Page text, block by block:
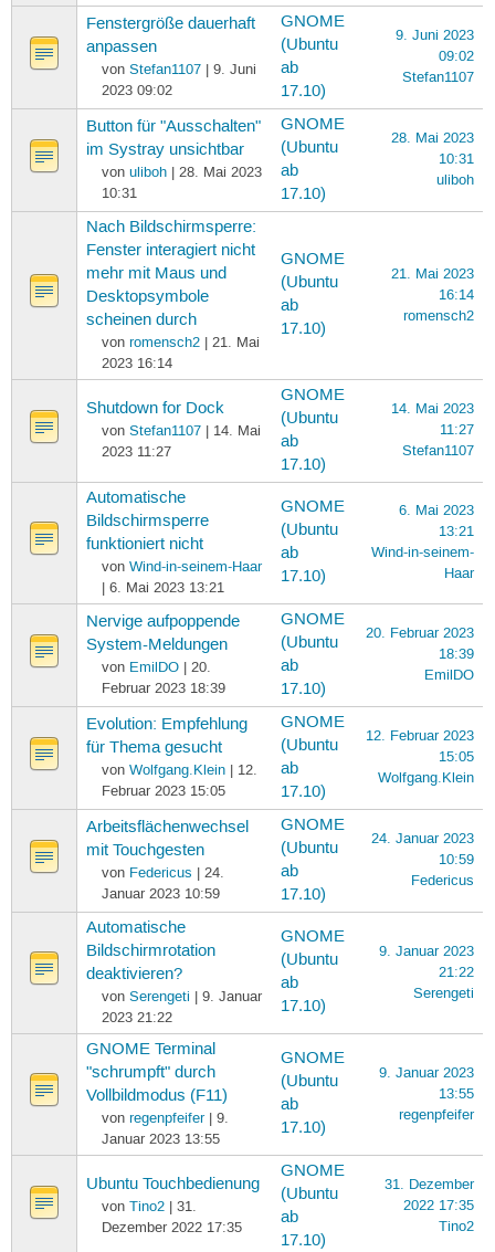
Fenstergröße dauerhaft
anpassen
von Stefan1107| 9. Juni
2023 09:02
GNOME
(Ubuntu
ab
17.10)
9. Juni 2023
09:02
Stefan1107
Button für "Ausschalten"
im Systray unsichtbar
von uliboh| 28. Mai 2023
10:31
GNOME
(Ubuntu
ab
17.10)
28. Mai 2023
10:31
uliboh
Nach Bildschirmsperre:
Fenster interagiert nicht
mehr mit Maus und
Desktopsymbole
scheinen durch
von romensch2| 21. Mai
2023 16:14
GNOME
(Ubuntu
ab
17.10)
21. Mai 2023
16:14
romensch2
Shutdown for Dock
von Stefan1107| 14. Mai
2023 11:27
GNOME
(Ubuntu
ab
17.10)
14. Mai 2023
11:27
Stefan1107
Automatische
Bildschirmsperre
funktioniert nicht
von Wind-in-seinem-Haar
| 6. Mai 2023 13:21
GNOME
(Ubuntu
ab
17.10)
6. Mai 2023
13:21
Wind-in-seinem-
Haar
Nervige aufpoppende
System-Meldungen
von EmilDO| 20.
Februar 2023 18:39
GNOME
(Ubuntu
ab
17.10)
20. Februar 2023
18:39
EmilDO
Evolution: Empfehlung
für Thema gesucht
von Wolfgang.Klein| 12.
Februar 2023 15:05
GNOME
(Ubuntu
ab
17.10)
12. Februar 2023
15:05
Wolfgang.Klein
Arbeitsflächenwechsel
mit Touchgesten
von Federicus | 24.
Januar 2023 10:59
GNOME
(Ubuntu
ab
17.10)
24. Januar 2023
10:59
Federicus
Automatische
Bildschirmrotation
deaktivieren?
von Serengeti | 9. Januar
2023 21:22
GNOME
(Ubuntu
ab
17.10)
9. Januar 2023
21:22
Serengeti
GNOME Terminal
"schrumpft" durch
Vollbildmodus (F11)
von regenpfeifer| 9.
Januar 2023 13:55
GNOME
(Ubuntu
ab
17.10)
9. Januar 2023
13:55
regenpfeifer
Ubuntu Touchbedienung
von Tino2| 31.
Dezember 2022 17:35
GNOME
(Ubuntu
ab
17.10)
31. Dezember
2022 17:35
Tino2